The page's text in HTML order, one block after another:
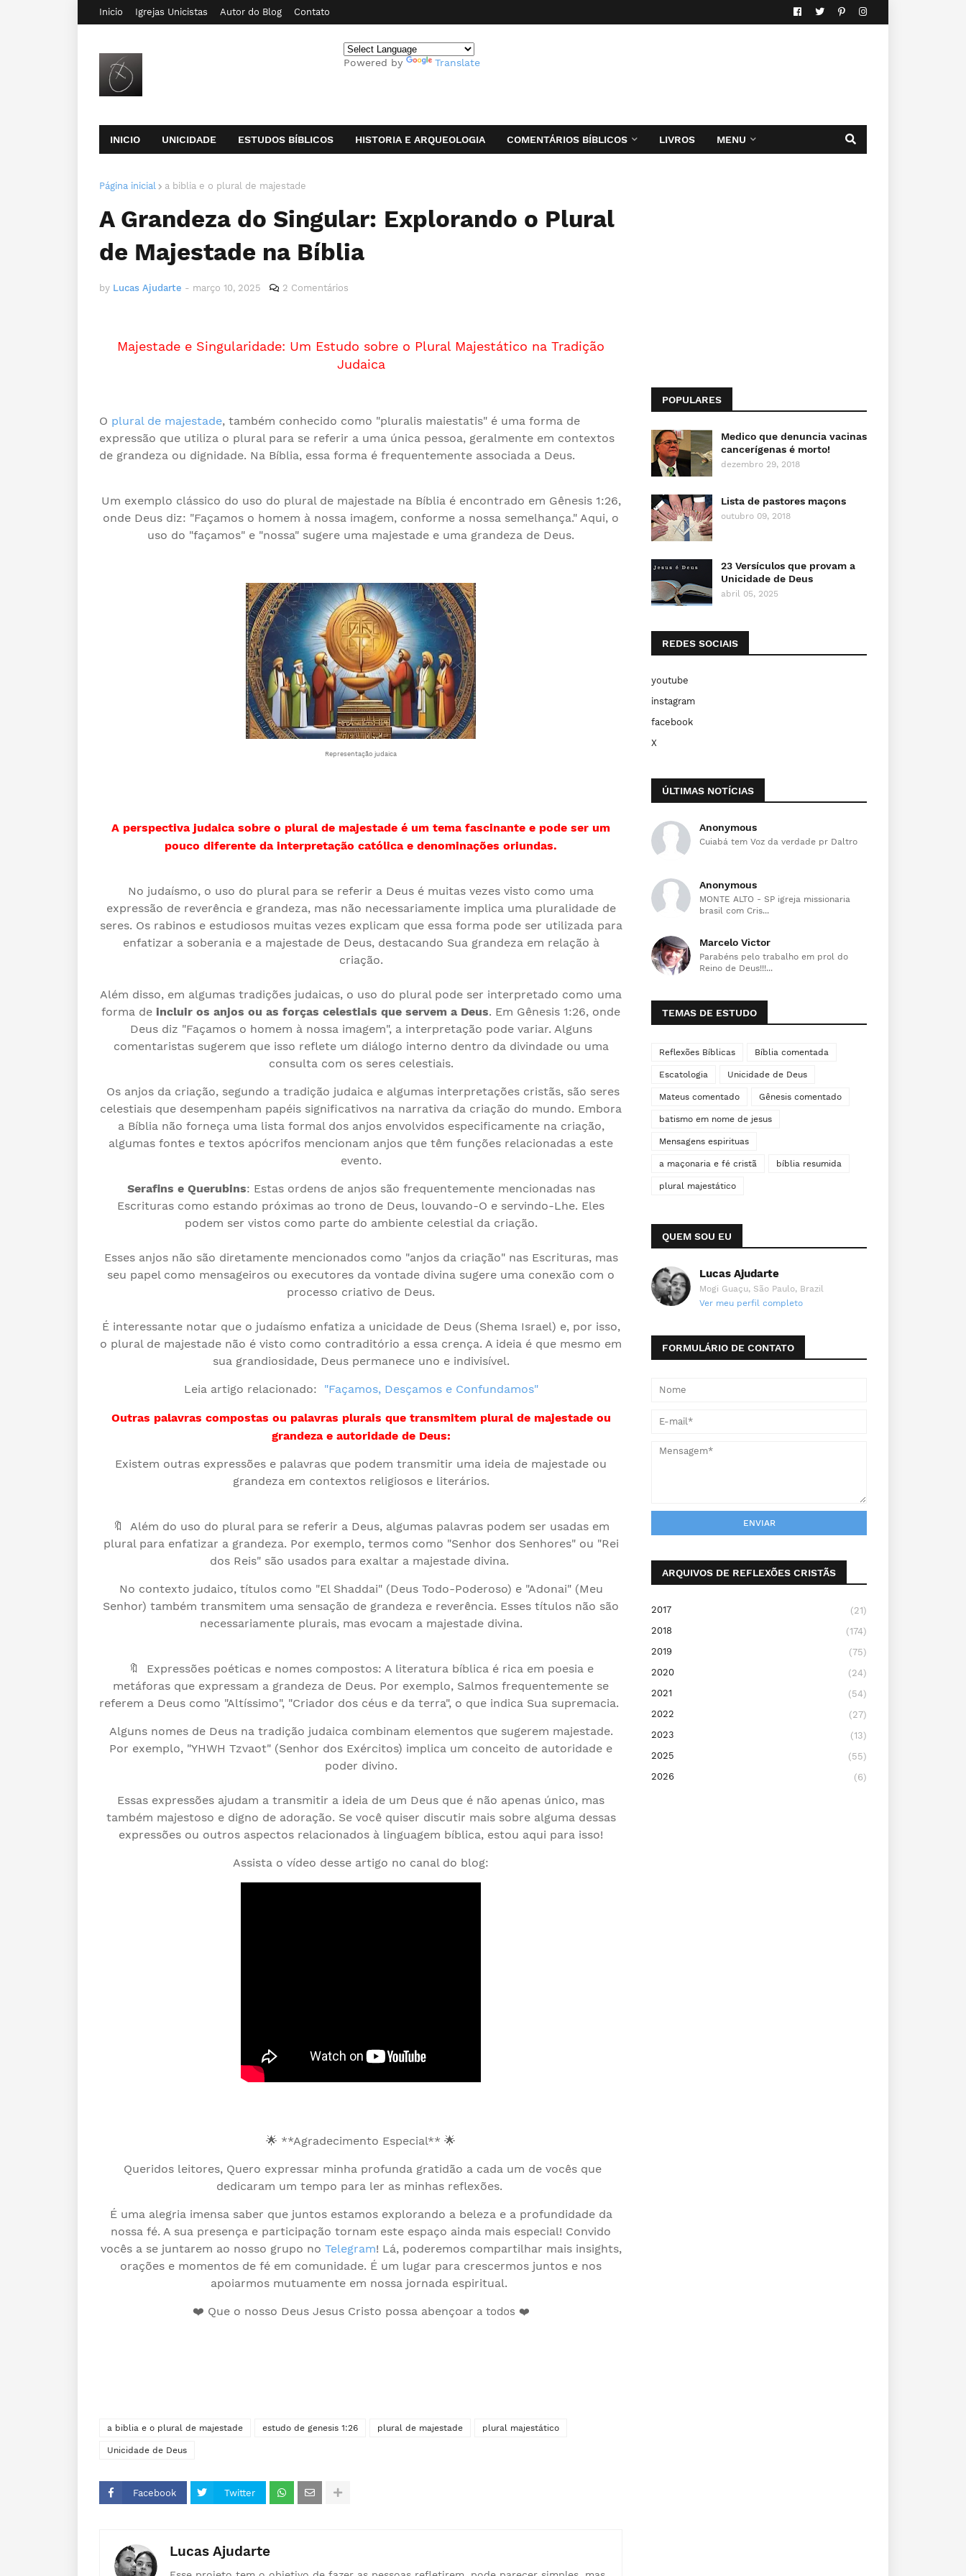
Inicio Igrejas Unicistas Autor do Blog Contato
Powered by Translate
INICIO UNICIDADE ESTUDOS BÍBLICOS HISTORIA E ARQUEOLOGIA COMENTÁRIOS BÍBLICOS LIVROS MENU
Página inicial a biblia e o plural de majestade
A Grandeza do Singular: Explorando o Plural
de Majestade na Bíblia
by Lucas Ajudarte - março 10, 2025 2 Comentários
Majestade e Singularidade: Um Estudo sobre o Plural Majestático na Tradição
Judaica
O plural de majestade, também conhecido como "pluralis maiestatis" é uma forma de
expressão que utiliza o plural para se referir a uma única pessoa, geralmente em contextos
de grandeza ou dignidade. Na Bíblia, essa forma é frequentemente associada a Deus.
Um exemplo clássico do uso do plural de majestade na Bíblia é encontrado em Gênesis 1:26,
onde Deus diz: "Façamos o homem à nossa imagem, conforme a nossa semelhança." Aqui, o
uso do "façamos" e "nossa" sugere uma majestade e uma grandeza de Deus.
Representação judaica
A perspectiva judaica sobre o plural de majestade é um tema fascinante e pode ser um
pouco diferente da interpretação católica e denominações oriundas.
No judaísmo, o uso do plural para se referir a Deus é muitas vezes visto como uma
expressão de reverência e grandeza, mas não necessariamente implica uma pluralidade de
seres. Os rabinos e estudiosos muitas vezes explicam que essa forma pode ser utilizada para
enfatizar a soberania e a majestade de Deus, destacando Sua grandeza em relação à
criação.
Além disso, em algumas tradições judaicas, o uso do plural pode ser interpretado como uma
forma de incluir os anjos ou as forças celestiais que servem a Deus. Em Gênesis 1:26, onde
Deus diz "Façamos o homem à nossa imagem", a interpretação pode variar. Alguns
comentaristas sugerem que isso reflete um diálogo interno dentro da divindade ou uma
consulta com os seres celestiais.
Os anjos da criação, segundo a tradição judaica e algumas interpretações cristãs, são seres
celestiais que desempenham papéis significativos na narrativa da criação do mundo. Embora
a Bíblia não forneça uma lista formal dos anjos envolvidos especificamente na criação,
algumas fontes e textos apócrifos mencionam anjos que têm funções relacionadas a este
evento.
Serafins e Querubins: Estas ordens de anjos são frequentemente mencionadas nas
Escrituras como estando próximas ao trono de Deus, louvando-O e servindo-Lhe. Eles
podem ser vistos como parte do ambiente celestial da criação.
Esses anjos não são diretamente mencionados como "anjos da criação" nas Escrituras, mas
seu papel como mensageiros ou executores da vontade divina sugere uma conexão com o
processo criativo de Deus.
É interessante notar que o judaísmo enfatiza a unicidade de Deus (Shema Israel) e, por isso,
o plural de majestade não é visto como contraditório a essa crença. A ideia é que mesmo em
sua grandiosidade, Deus permanece uno e indivisível.
Leia artigo relacionado: "Façamos, Desçamos e Confundamos"
Outras palavras compostas ou palavras plurais que transmitem plural de majestade ou
grandeza e autoridade de Deus:
Existem outras expressões e palavras que podem transmitir uma ideia de majestade ou
grandeza em contextos religiosos e literários.
🔖 Além do uso do plural para se referir a Deus, algumas palavras podem ser usadas em
plural para enfatizar a grandeza. Por exemplo, termos como "Senhor dos Senhores" ou "Rei
dos Reis" são usados para exaltar a majestade divina.
No contexto judaico, títulos como "El Shaddai" (Deus Todo-Poderoso) e "Adonai" (Meu
Senhor) também transmitem uma sensação de grandeza e reverência. Esses títulos não são
necessariamente plurais, mas evocam a majestade divina.
🔖 Expressões poéticas e nomes compostos: A literatura bíblica é rica em poesia e
metáforas que expressam a grandeza de Deus. Por exemplo, Salmos frequentemente se
referem a Deus como "Altíssimo", "Criador dos céus e da terra", o que indica Sua supremacia.
Alguns nomes de Deus na tradição judaica combinam elementos que sugerem majestade.
Por exemplo, "YHWH Tzvaot" (Senhor dos Exércitos) implica um conceito de autoridade e
poder divino.
Essas expressões ajudam a transmitir a ideia de um Deus que é não apenas único, mas
também majestoso e digno de adoração. Se você quiser discutir mais sobre alguma dessas
expressões ou outros aspectos relacionados à linguagem bíblica, estou aqui para isso!
Assista o vídeo desse artigo no canal do blog:
🌟 **Agradecimento Especial** 🌟
Queridos leitores, Quero expressar minha profunda gratidão a cada um de vocês que
dedicaram um tempo para ler as minhas reflexões.
É uma alegria imensa saber que juntos estamos explorando a beleza e a profundidade da
nossa fé. A sua presença e participação tornam este espaço ainda mais especial! Convido
vocês a se juntarem ao nosso grupo no Telegram! Lá, poderemos compartilhar mais insights,
orações e momentos de fé em comunidade. É um lugar para crescermos juntos e nos
apoiarmos mutuamente em nossa jornada espiritual.
❤️ Que o nosso Deus Jesus Cristo possa abençoar a todos ❤️
a biblia e o plural de majestade estudo de genesis 1:26 plural de majestade plural majestático
Unicidade de Deus
Facebook Twitter
Lucas Ajudarte
POPULARES
Medico que denuncia vacinas
cancerígenas é morto!
dezembro 29, 2018
Lista de pastores maçons
outubro 09, 2018
23 Versículos que provam a
Unicidade de Deus
abril 05, 2025
REDES SOCIAIS
youtube
instagram
facebook
X
ÚLTIMAS NOTÍCIAS
Anonymous
Cuiabá tem Voz da verdade pr Daltro
Anonymous
MONTE ALTO - SP igreja missionaria
brasil com Cris...
Marcelo Victor
Parabéns pelo trabalho em prol do
Reino de Deus!!!...
TEMAS DE ESTUDO
Reflexões Bíblicas Bíblia comentada
Escatologia Unicidade de Deus
Mateus comentado Gênesis comentado
batismo em nome de jesus
Mensagens espirituas
a maçonaria e fé cristã bíblia resumida
plural majestático
QUEM SOU EU
Lucas Ajudarte
Mogi Guaçu, São Paulo, Brazil
Ver meu perfil completo
FORMULÁRIO DE CONTATO
ARQUIVOS DE REFLEXÕES CRISTÃS
2017
(21)
2018
(174)
2019
(75)
2020
(24)
2021
(54)
2022
(27)
2023
(13)
2025
(55)
2026
(6)